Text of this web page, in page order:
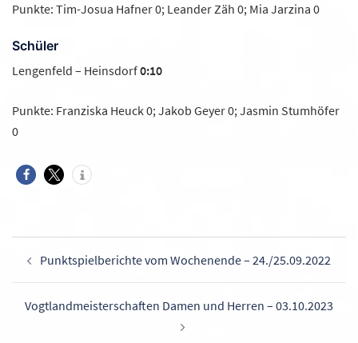
Punkte: Tim-Josua Hafner 0; Leander Zäh 0; Mia Jarzina 0
Schüler
Lengenfeld – Heinsdorf0:10
Punkte: Franziska Heuck 0; Jakob Geyer 0; Jasmin Stumhöfer
0
Punktspielberichte vom Wochenende – 24./25.09.2022
Vogtlandmeisterschaften Damen und Herren – 03.10.2023